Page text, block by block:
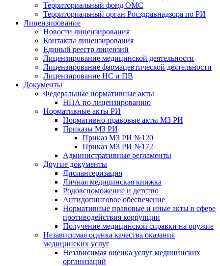
Территориальный фонд ОМС
Территориальный орган Росздравнадзора по РИ
Лицензирование
Новости лицензирования
Контакты лицензирования
Единый реестр лицензий
Лицензирование медицинской деятельности
Лицензирование фармацевтической деятельности
Лицензирование НС и ПВ
Документы
Федеральные нормативные акты
НПА по лицензированию
Нормативные акты РИ
Нормативно-правовые акты МЗ РИ
Приказы МЗ РИ
Приказ МЗ РИ №120
Приказ МЗ РИ №172
Административные регламенты
Другие документы
Диспансеризация
Личная медицинская книжка
Родовспоможение и детство
Антидопинговое обеспечение
Нормативные правовые и иные акты в сфере
противодействия коррупции
Получение медицинской справки на оружие
Независимая оценка качества оказания
медицинских услуг
Независимая оценка услуг медицинскиx
организаций